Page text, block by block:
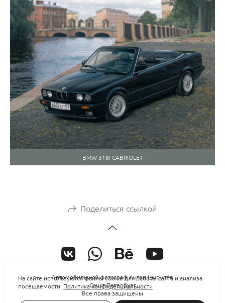
BMW 318I CABRIOLET
Поделиться ссылкой
Автомобильный фотограф Антон Цырулёв
Санкт-Петербург
Все права защищены
На сайте используются файлы cookie для работы сайта и анализа
посещаемости. Политика конфиденциальности